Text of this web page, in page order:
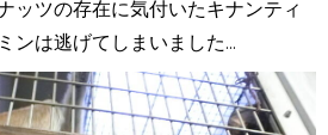
ッツの存在に気付いたキナンティ
ンは逃げてしまいました...